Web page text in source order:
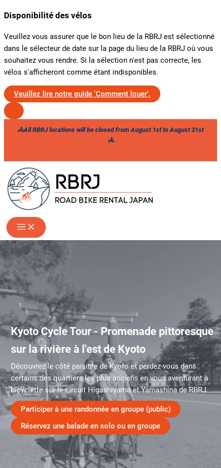
Disponibilité des vélos
Veuillez vous assurer que le bon lieu de la RBRJ est sélectionné
dans le sélecteur de date sur la page du lieu de la RBRJ où vous
souhaitez vous rendre. Si la sélection n'est pas correcte, les
vélos s'afficheront comme étant indisponibles.
Veuillez lire notre guide 'Comment louer'.
🚴All RBRJ locations will be closed from August 1st to August 31st
🚴
Kyoto Cycle Tour - Promenade pittoresque
sur la rivière à l'est de Kyoto
Découvrez le côté paisible de Kyoto et perdez-vous dans
certains des quartiers les plus anciens en vous aventurant à
bicyclette sur le circuit Higashiyama et Yamashina de RBRJ.
Participer à une randonnée en groupe (public)
Réservez une balade en solo ou en groupe